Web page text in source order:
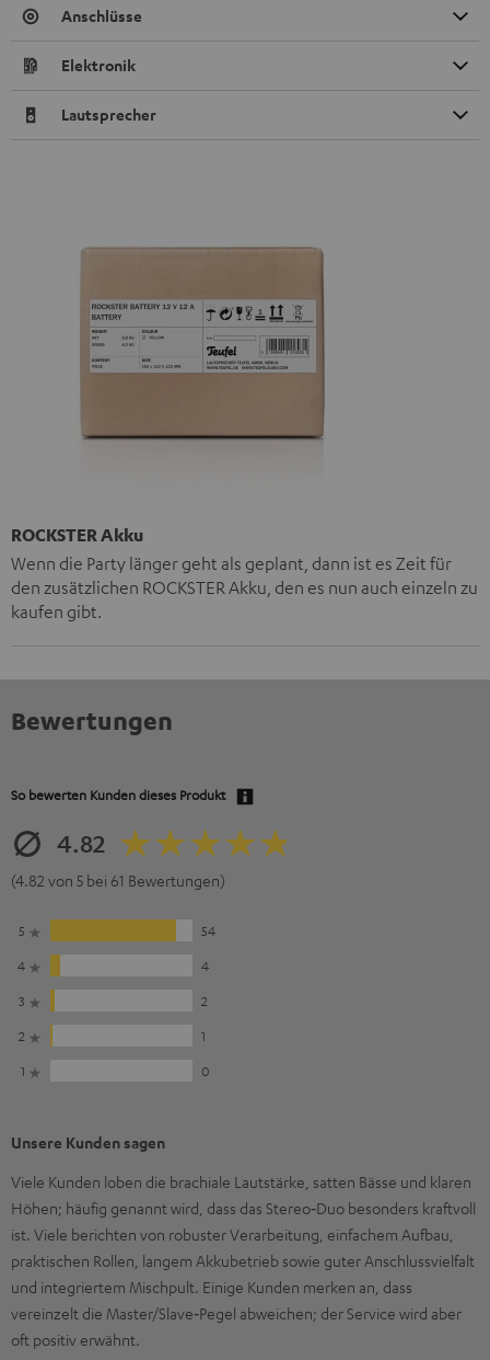
Anschlüsse
Elektronik
Lautsprecher
ROCKSTER Akku
Wenn die Party länger geht als geplant, dann ist es Zeit für
den zusätzlichen ROCKSTER Akku, den es nun auch einzeln zu
kaufen gibt.
Bewertungen
So bewerten Kunden dieses Produkt
4.82
(4.82 von 5 bei 61 Bewertungen)
5
54
4
4
3
2
2
1
1
0
Unsere Kunden sagen
Viele Kunden loben die brachiale Lautstärke, satten Bässe und klaren
Höhen; häufig genannt wird, dass das Stereo‑Duo besonders kraftvoll
ist. Viele berichten von robuster Verarbeitung, einfachem Aufbau,
praktischen Rollen, langem Akkubetrieb sowie guter Anschlussvielfalt
und integriertem Mischpult. Einige Kunden merken an, dass
vereinzelt die Master/Slave‑Pegel abweichen; der Service wird aber
oft positiv erwähnt.